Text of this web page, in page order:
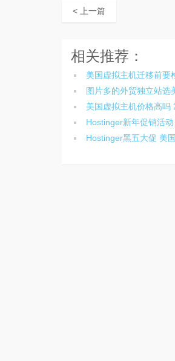
< 上一篇
相关推荐：
美国虚拟主机迁移前要
图片多的外贸独立站选
美国虚拟主机价格高吗
Hostinger新年促销活
Hostinger黑五大促 美